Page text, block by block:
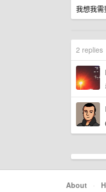
我想我需
2 replies
About ·